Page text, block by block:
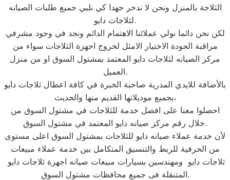
الثلاجة بالمنزل ونحن لا ندخر جهدا كي نلبي جميع طلبات الصيانه
لثلاجات دايو.
لكن نحن دائما نولي عملائنا الاهتمام الدائم ونجد في وجود مشرفي
مراقبة الجودة الاختيار الامثل لخروج اجهزة الثلاجات سواء من
مركز الصيانه لثلاجات دايو المعتمد بمشتول السوق او من منزل
العميل.
بالأضافة للايدي المدربة صاحبة الخبرة في كافة اعطال ثلاجات دايو
بجميع موديلاتها القديم منها والحديث،
احصلوا معنا على افضل خدمة للثلاجات في مشتول السوق من
خلال رقم مركز صيانه دايو المعتمد في مشتول السوق.
لأن خدمة عملاء صيانه دايو للثلاجات بمشتول السوق اعلى مستوى
من الحرفية للربط والتنسيق المتكامل بين خدمة عملاء مبيعات
ثلاجات دايو ومهندسين بسيارات مبيعات صيانه اجهزة ثلاجات دايو
المتنقلة فى جميع محافظات مشتول السوق.